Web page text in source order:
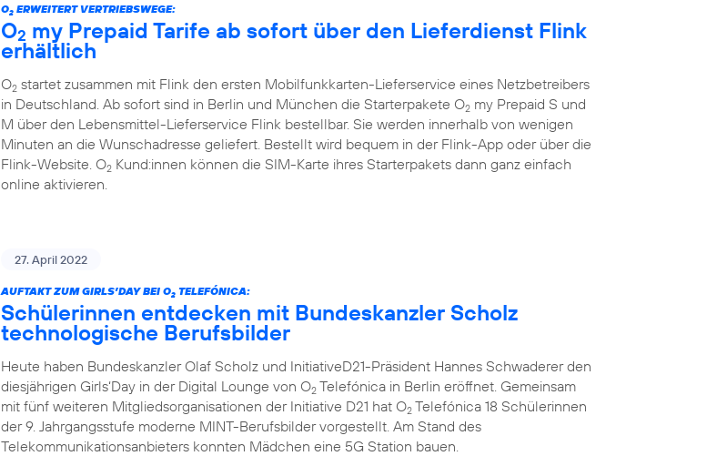
O2 ERWEITERT VERTRIEBSWEGE:
O2 my Prepaid Tarife ab sofort über den Lieferdienst Flink
erhältlich
O2 startet zusammen mit Flink den ersten Mobilfunkkarten-Lieferservice eines Netzbetreibers
in Deutschland. Ab sofort sind in Berlin und München die Starterpakete O2 my Prepaid S und
M über den Lebensmittel-Lieferservice Flink bestellbar. Sie werden innerhalb von wenigen
Minuten an die Wunschadresse geliefert. Bestellt wird bequem in der Flink-App oder über die
Flink-Website. O2 Kund:innen können die SIM-Karte ihres Starterpakets dann ganz einfach
online aktivieren.
27. April 2022
AUFTAKT ZUM GIRLS’DAY BEI O2 TELEFÓNICA:
Schülerinnen entdecken mit Bundeskanzler Scholz
technologische Berufsbilder
Heute haben Bundeskanzler Olaf Scholz und InitiativeD21-Präsident Hannes Schwaderer den
diesjährigen Girls‘Day in der Digital Lounge von O2 Telefónica in Berlin eröffnet. Gemeinsam
mit fünf weiteren Mitgliedsorganisationen der Initiative D21 hat O2 Telefónica 18 Schülerinnen
der 9. Jahrgangsstufe moderne MINT-Berufsbilder vorgestellt. Am Stand des
Telekommunikationsanbieters konnten Mädchen eine 5G Station bauen.